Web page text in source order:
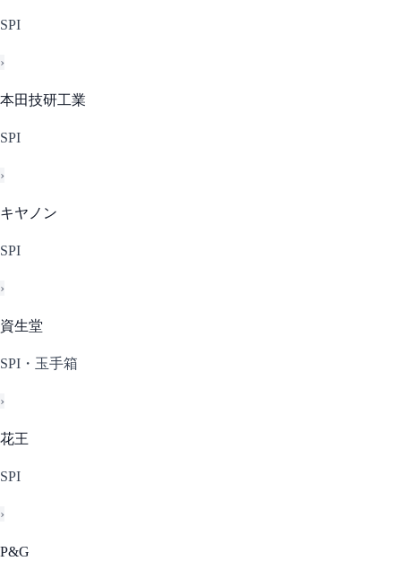
SPI
›
本田技研工業
SPI
›
キヤノン
SPI
›
資生堂
SPI・玉手箱
›
花王
SPI
›
P&G